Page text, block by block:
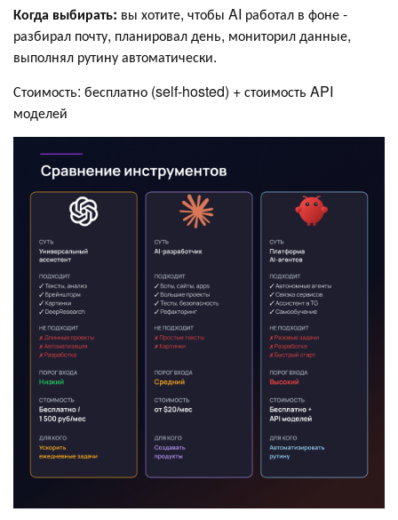
Когда выбирать: вы хотите, чтобы AI работал в фоне -
разбирал почту, планировал день, мониторил данные,
выполнял рутину автоматически.
Стоимость: бесплатно (self-hosted) + стоимость API
моделей